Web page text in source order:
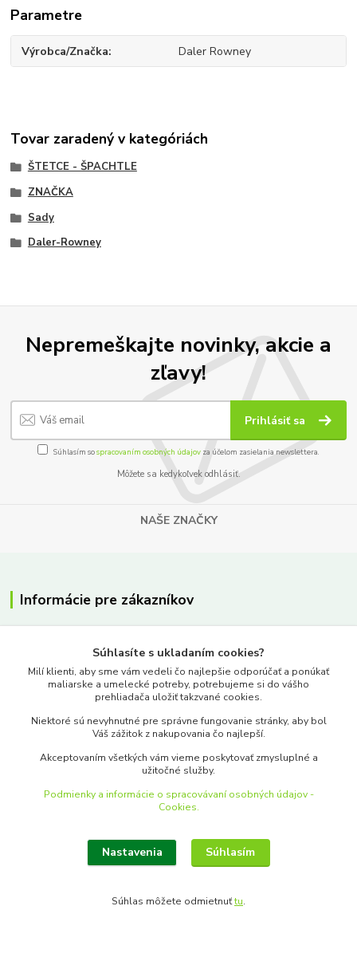
Parametre
Výrobca/Značka Daler Rowney
Tovar zaradený v kategóriách
ŠTETCE - ŠPACHTLE
ZNAČKA
Sady
Daler-Rowney
Nepremeškajte novinky, akcie a
zľavy!
Prihlásiť sa
Súhlasím sospracovaním osobných údajov za účelom zasielania newslettera.
Môžete sa kedykoľvek odhlásiť.
NAŠE ZNAČKY
Informácie pre zákazníkov
Ako nakupovať
Obchodné podmienky
Kontakty
Tip - Článok o FABER-CASTELL Pitt Artist Pens
https://www.merkantil.sk/Clanky-Informacie-Zaujimavosti-a7_0.htm
Súhlasíte s ukladaním cookies?
Milí klienti, aby sme vám vedeli čo najlepšie odporúčať a ponúkať
maliarske a umelecké potreby, potrebujeme si do vášho
prehliadača uložiť takzvané cookies.
Niektoré sú nevyhnutné pre správne fungovanie stránky, aby bol
Váš zážitok z nakupovania čo najlepší.
Akceptovaním všetkých vám vieme poskytovať zmysluplné a
užitočné služby.
Podmienky a informácie o spracovávaní osobných údajov -
Cookies.
Nastavenia Súhlasím
Súhlas môžete odmietnuťtu.